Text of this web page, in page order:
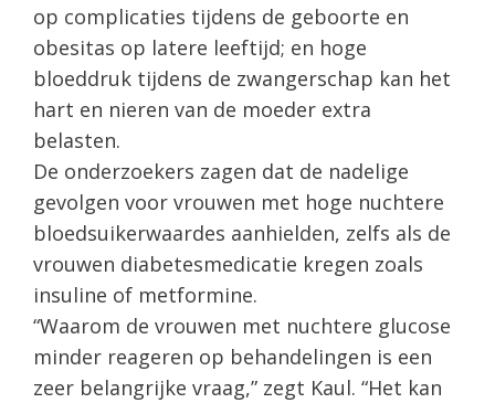
op complicaties tijdens de geboorte en
obesitas op latere leeftijd; en hoge
bloeddruk tijdens de zwangerschap kan het
hart en nieren van de moeder extra
belasten.
De onderzoekers zagen dat de nadelige
gevolgen voor vrouwen met hoge nuchtere
bloedsuikerwaardes aanhielden, zelfs als de
vrouwen diabetesmedicatie kregen zoals
insuline of metformine.
“Waarom de vrouwen met nuchtere glucose
minder reageren op behandelingen is een
zeer belangrijke vraag,” zegt Kaul. “Het kan